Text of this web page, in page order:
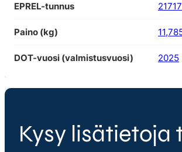
EPREL-tunnus
Paino (kg)
DOT-vuosi (valmistusvuosi) 2025
Kysy lisätietoja